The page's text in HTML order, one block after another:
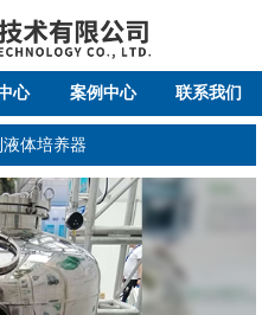
心 案例中心 联系我们
液体培养器